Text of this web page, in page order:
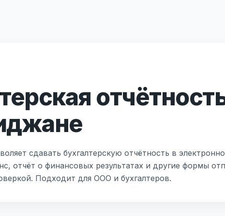
сдавать бухгалтерскую отчётность в
отчёт о финансовых результатах и другие формы
Подходит для ООО и бухгалтеров.